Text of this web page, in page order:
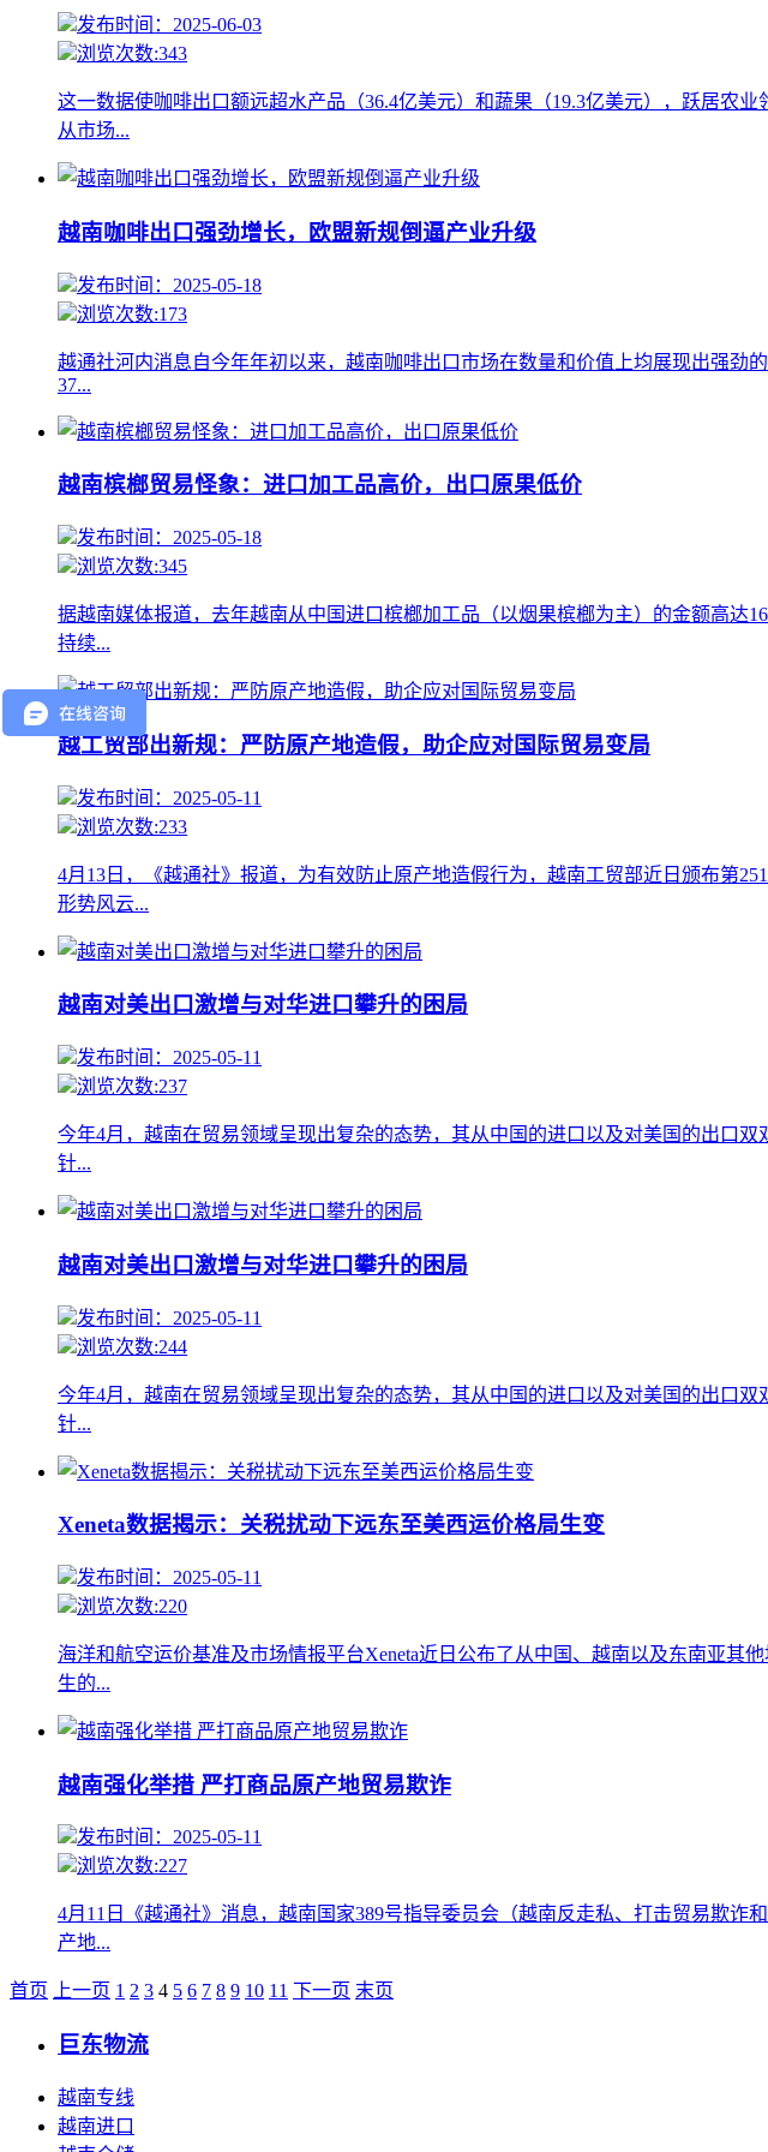
发布时间：2025-06-03
浏览次数:343
这一数据使咖啡出口额远超水产品（36.4亿美元）和蔬果（19.3亿美元），跃居农
从市场...
越南咖啡出口强劲增长，欧盟新规倒逼产业升级
发布时间：2025-05-18
浏览次数:173
越通社河内消息自今年年初以来，越南咖啡出口市场在数量和价值上均展现出强劲
37...
越南槟榔贸易怪象：进口加工品高价，出口原果低价
发布时间：2025-05-18
浏览次数:345
据越南媒体报道，去年越南从中国进口槟榔加工品（以烟果槟榔为主）的金额高达
持续...
越工贸部出新规：严防原产地造假，助企应对国际贸易变局
发布时间：2025-05-11
浏览次数:233
4月13日，《越通社》报道，为有效防止原产地造假行为，越南工贸部近日颁布第
形势风云...
越南对美出口激增与对华进口攀升的困局
发布时间：2025-05-11
浏览次数:237
今年4月，越南在贸易领域呈现出复杂的态势，其从中国的进口以及对美国的出口
针...
越南对美出口激增与对华进口攀升的困局
发布时间：2025-05-11
浏览次数:244
今年4月，越南在贸易领域呈现出复杂的态势，其从中国的进口以及对美国的出口
针...
Xeneta数据揭示：关税扰动下远东至美西运价格局生变
发布时间：2025-05-11
浏览次数:220
海洋和航空运价基准及市场情报平台Xeneta近日公布了从中国、越南以及东南亚
生的...
越南强化举措 严打商品原产地贸易欺诈
发布时间：2025-05-11
浏览次数:227
4月11日《越通社》消息，越南国家389号指导委员会（越南反走私、打击贸易欺
产地...
首页 上一页 1 2 3 4 5 6 7 8 9 10 11 下一页 末页
巨东物流
越南专线
越南进口